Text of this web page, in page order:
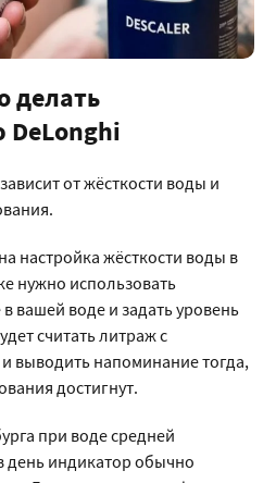
делать
от жёсткости воды и
настройка жёсткости воды в
нужно использовать
в вашей воде и задать уровень
считать литраж с
выводить напоминание тогда,
достигнут.
при воде средней
день индикатор обычно